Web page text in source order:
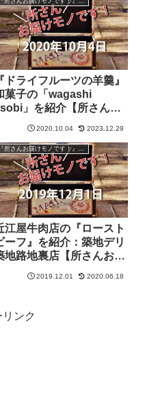
『ドライフルーツの羊羹』
菓子の「wagashi
」を紹介【所さんお
届けモノです！】
2020.10.04 2023.12.29
『所さんお届けモノです！』過去の紹介品
江屋牛肉店の『ロースト
ーフ』を紹介：築地デリ
地路地裏店【所さんお届
けモノです！】
2019.12.01 2020.06.18
ンク